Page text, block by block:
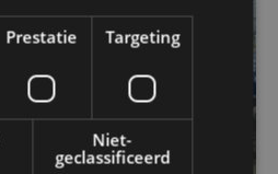
Prestatie Targeting
Niet-
geclassificeerd